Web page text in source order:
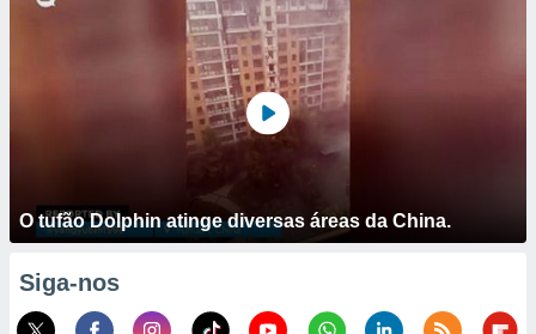
O tufão Dolphin atinge diversas áreas da China.
Siga-nos